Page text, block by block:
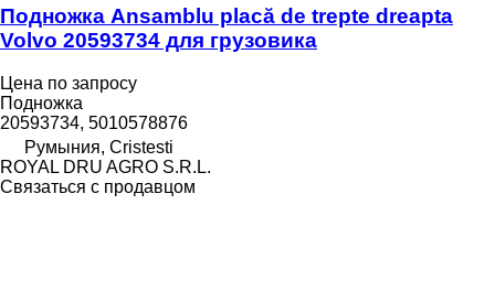
Подножка Ansamblu placă de trepte dreapta
Volvo 20593734 для грузовика
Цена по запросу
Подножка
20593734, 5010578876
Румыния, Cristesti
ROYAL DRU AGRO S.R.L.
Связаться с продавцом